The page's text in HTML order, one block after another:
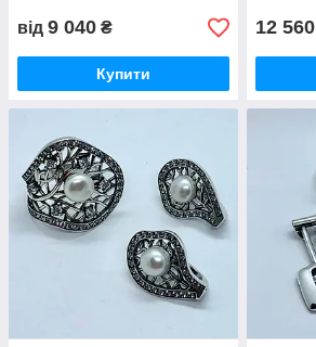
від 9 040 ₴
Купити
12 560